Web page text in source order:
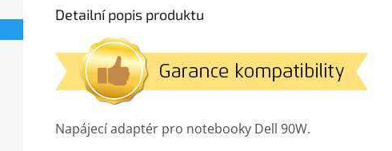
Detailní popis produktu
Napájecí adaptér pro notebooky Dell 90W.